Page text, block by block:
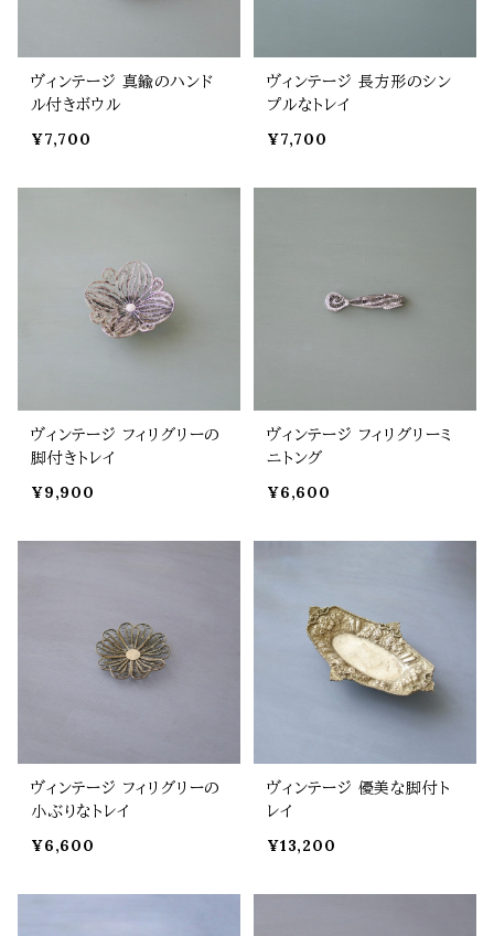
ヴィンテージ 真鍮のハンド
ル付きボウル
¥7,700
ヴィンテージ 長方形のシン
プルなトレイ
¥7,700
ヴィンテージ フィリグリーの
脚付きトレイ
¥9,900
ヴィンテージ フィリグリーミ
ニトング
¥6,600
ヴィンテージ フィリグリーの
小ぶりなトレイ
¥6,600
ヴィンテージ 優美な脚付ト
レイ
¥13,200